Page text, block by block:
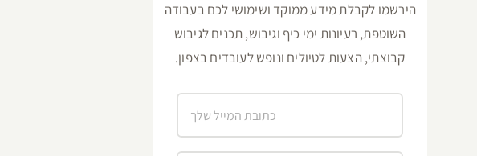
הירשמו לקבלת מידע ממוקד ושימושי לכם בעבודה
השוטפת, רעיונות ימי כיף וגיבוש, תכנים לגיבוש
קבוצתי, הצעות לטיולים ונופש לעובדים בצפון.